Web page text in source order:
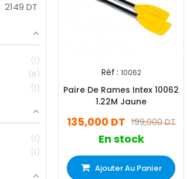
2149 DT
1
8
1
1
1
Réf : 10062
Paire De Rames Intex 10062
1.22M Jaune
199,000 DT
135,000 DT
En stock
Ajouter Au Panier